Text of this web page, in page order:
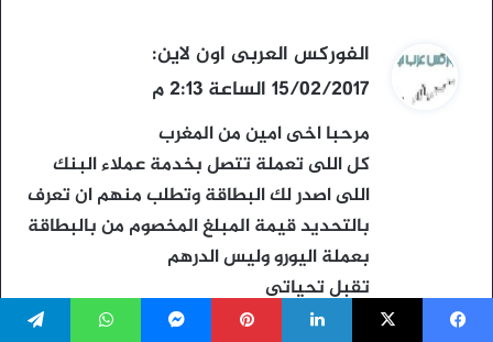
ي
ق
و
ل
الفوركس العربى اون لاين:
15/02/2017 الساعة 2:13 م
مرحبا اخى امين من المغرب
كل اللى تعملة تتصل بخدمة عملاء البنك
اللى اصدر لك البطاقة وتطلب منهم ان تعرف
بالتحديد قيمة المبلغ المخصوم من بالبطاقة
بعملة اليورو وليس الدرهم
تقبل تحياتى